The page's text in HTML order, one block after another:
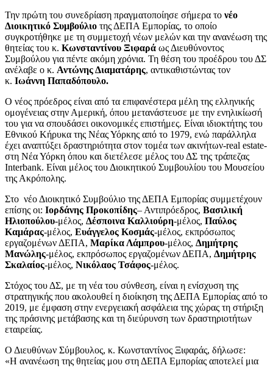
Την πρώτη του συνεδρίαση πραγματοποίησε σήμερα το νέο
Διοικητικό Συμβούλιο της ΔΕΠΑ Εμπορίας, το οποίο
συγκροτήθηκε με τη συμμετοχή νέων μελών και την ανανέωση της
θητείας του κ. Κωνσταντίνου Ξιφαρά ως Διευθύνοντος
Συμβούλου για πέντε ακόμη χρόνια. Τη θέση του προέδρου του ΔΣ
ανέλαβε ο κ. Αντώνης Διαματάρης, αντικαθιστώντας τον
κ. Ιωάννη Παπαδόπουλο.
Ο νέος πρόεδρος είναι από τα επιφανέστερα μέλη της ελληνικής
ομογένειας στην Αμερική, όπου μετανάστευσε με την ενηλικίωσή
του για να σπουδάσει οικονομικές επιστήμες. Είναι ιδιοκτήτης του
Εθνικού Κήρυκα της Νέας Υόρκης από το 1979, ενώ παράλληλα
έχει αναπτύξει δραστηριότητα στον τομέα των ακινήτων-real estate-
στη Νέα Υόρκη όπου και διετέλεσε μέλος του ΔΣ της τράπεζας
Interbank. Είναι μέλος του Διοικητικού Συμβουλίου του Μουσείου
της Ακρόπολης.
Στο νέο Διοικητικό Συμβούλιο της ΔΕΠΑ Εμπορίας συμμετέχουν
επίσης οι: Ιορδάνης Προκοπίδης– Αντιπρόεδρος, Βασιλική
Ηλιοπούλου-μέλος, Δέσποινα Καλλιούρη-μέλος, Παύλος
Καμάρας-μέλος, Ευάγγελος Κοσμάς-μέλος, εκπρόσωπος
εργαζομένων ΔΕΠΑ, Μαρίκα Λάμπρου-μέλος, Δημήτρης
Μανώλης-μέλος, εκπρόσωπος εργαζομένων ΔΕΠΑ, Δημήτρης
Σκαλαίος-μέλος, Νικόλαος Τσάφος-μέλος.
Στόχος του ΔΣ, με τη νέα του σύνθεση, είναι η ενίσχυση της
στρατηγικής που ακολουθεί η διοίκηση της ΔΕΠΑ Εμπορίας από το
2019, με έμφαση στην ενεργειακή ασφάλεια της χώρας τη στήριξη
της πράσινης μετάβασης και τη διεύρυνση των δραστηριοτήτων
εταιρείας.
Ο Διευθύνων Σύμβουλος, κ. Κωνσταντίνος Ξιφαράς, δήλωσε:
«Η ανανέωση της θητείας μου στη ΔΕΠΑ Εμπορίας αποτελεί μια